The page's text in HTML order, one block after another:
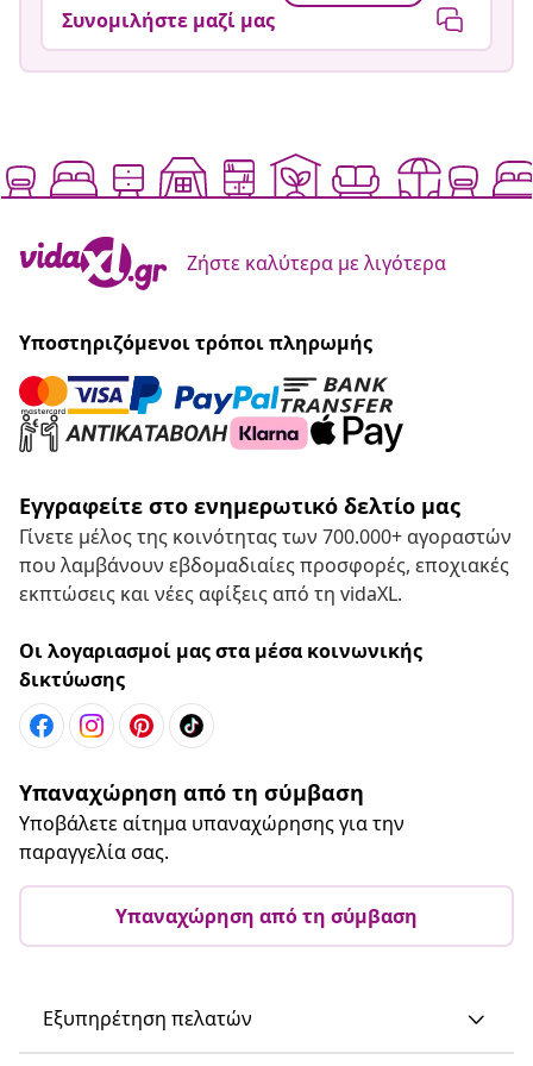
Συνομιλήστε μαζί μας
Ζήστε καλύτερα με λιγότερα
Υποστηριζόμενοι τρόποι πληρωμής
Εγγραφείτε στο ενημερωτικό δελτίο μας
Γίνετε μέλος της κοινότητας των 700.000+ αγοραστών
που λαμβάνουν εβδομαδιαίες προσφορές, εποχιακές
εκπτώσεις και νέες αφίξεις από τη vidaXL.
Οι λογαριασμοί μας στα μέσα κοινωνικής
δικτύωσης
Υπαναχώρηση από τη σύμβαση
Υποβάλετε αίτημα υπαναχώρησης για την
παραγγελία σας.
Υπαναχώρηση από τη σύμβαση
Εξυπηρέτηση πελατών